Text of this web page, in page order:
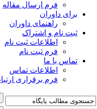
فرم ارسال مقاله
برای داوران
راهنمای داوران
ثبت نام و اشتراک
اطلاعات ثبت نام
فرم ثبت نام
تماس با ما
اطلاعات تماس
فرم برقراری ارتباط